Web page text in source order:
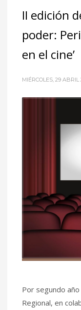
II edición
poder:
en el cine’
MIÉRCOLES, 29 ABRIL
Por segundo
Regional, en